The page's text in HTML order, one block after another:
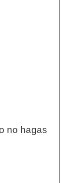
no hagas